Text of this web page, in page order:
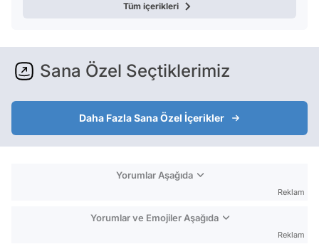
Tüm içerikleri
Sana Özel Seçtiklerimiz
Daha Fazla Sana Özel İçerikler
Yorumlar Aşağıda
Reklam
Yorumlar ve Emojiler Aşağıda
Reklam